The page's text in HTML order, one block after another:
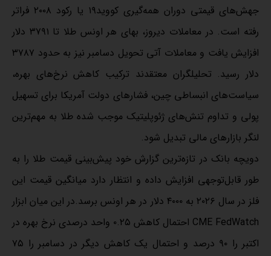
جهش‌های قیمتی دوران همه‌گیری کووید۱۹ یا رکود ۲۰۰۸ فراتر
رفته است. در معاملات دیروز، بهای هر اونس طلا تا ۳۷۹۱ دلار
افزایش یافت و معاملات آتی تحویل دسامبر نیز به حدود ۳۷۸۷
دلار رسید. تحلیلگران معتقدند ترکیب کاهش نرخ‌های بهره،
سیاست‌های انبساطی چین، فشارهای دولت آمریکا برای تسهیل
پولی و تداوم تنش‌های ژئوپلیتیک موجب شده طلا به مهم‌ترین
لنگر بازارهای مالی تبدیل شود.
دویچه بانک در تازه‌ترین گزارش خود پیش‌بینی قیمت طلا را به
طور قابل‌توجهی افزایش داده و انتظار دارد میانگین قیمت این
فلز در سال ۲۰۲۶ به ۴۰۰۰ دلار در هر اونس برسد.در این میان ابزار
CME FedWatch احتمال کاهش ۰.۲۵ واحد درصدی نرخ بهره در
اکتبر را ۹۰ درصد و احتمال یک کاهش دیگر در دسامبر را ۷۵